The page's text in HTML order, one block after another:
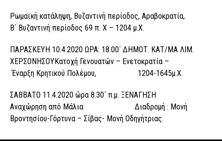
Ρωμαϊκή κατάληψη, Βυζαντινή περίοδος, Αραβοκρατία,
Β΄ Βυζαντινή περίοδος 69 π. Χ – 1204 μ.Χ.
ΠΑΡΑΣΚΕΥΗ 10.4.2020 ΩΡΑ: 18.00΄ ΔΗΜΟΤ. ΚΑΤ/ΜΑ ΛΙΜ.
ΧΕΡΣΟΝΗΣΟΥΚατοχή Γενουατών – Ενετοκρατία –
Έναρξη Κρητικού Πολέμου, 1204-1645μ.Χ.
ΣΑΒΒΑΤΟ 11.4.2020 ώρα 8.30΄ π.μ. ΞΕΝΑΓΗΣΗ
Αναχώρηση από Μάλια Διαδρομή : Μονή
Βροντησίου-Γόρτυνα – Σίβας- Μονή Οδηγήτριας.